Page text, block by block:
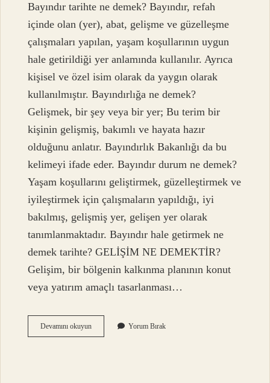
Bayındır tarihte ne demek? Bayındır, refah
içinde olan (yer), abat, gelişme ve güzelleşme
çalışmaları yapılan, yaşam koşullarının uygun
hale getirildiği yer anlamında kullanılır. Ayrıca
kişisel ve özel isim olarak da yaygın olarak
kullanılmıştır. Bayındırlığa ne demek?
Gelişmek, bir şey veya bir yer; Bu terim bir
kişinin gelişmiş, bakımlı ve hayata hazır
olduğunu anlatır. Bayındırlık Bakanlığı da bu
kelimeyi ifade eder. Bayındır durum ne demek?
Yaşam koşullarını geliştirmek, güzelleştirmek ve
iyileştirmek için çalışmaların yapıldığı, iyi
bakılmış, gelişmiş yer, gelişen yer olarak
tanımlanmaktadır. Bayındır hale getirmek ne
demek tarihte? GELİŞİM NE DEMEKTİR?
Gelişim, bir bölgenin kalkınma planının konut
veya yatırım amaçlı tasarlanması…
Devamını okuyunBayındır
Ne
Yorum Bırak